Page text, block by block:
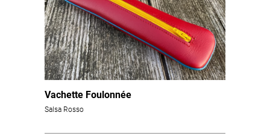
Vachette Foulonnée
Salsa Rosso